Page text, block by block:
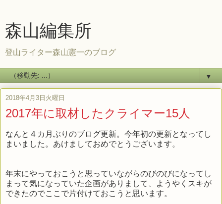
森山編集所
登山ライター森山憲一のブログ
▼
2018年4月3日火曜日
2017年に取材したクライマー15人
なんと４カ月ぶりのブログ更新。今年初の更新となってし
まいました。あけましておめでとうございます。
年末にやっておこうと思っていながらのびのびになってし
まって気になっていた企画がありまして、ようやくスキが
できたのでここで片付けておこうと思います。